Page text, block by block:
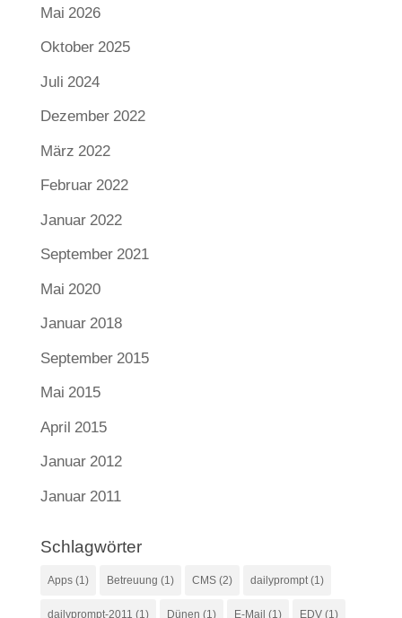
Mai 2026
Oktober 2025
Juli 2024
Dezember 2022
März 2022
Februar 2022
Januar 2022
September 2021
Mai 2020
Januar 2018
September 2015
Mai 2015
April 2015
Januar 2012
Januar 2011
Schlagwörter
Apps(1) Betreuung (1) CMS(2) dailyprompt(1)
dailyprompt-2011 (1) Dünen (1) E-Mail (1) EDV(1)